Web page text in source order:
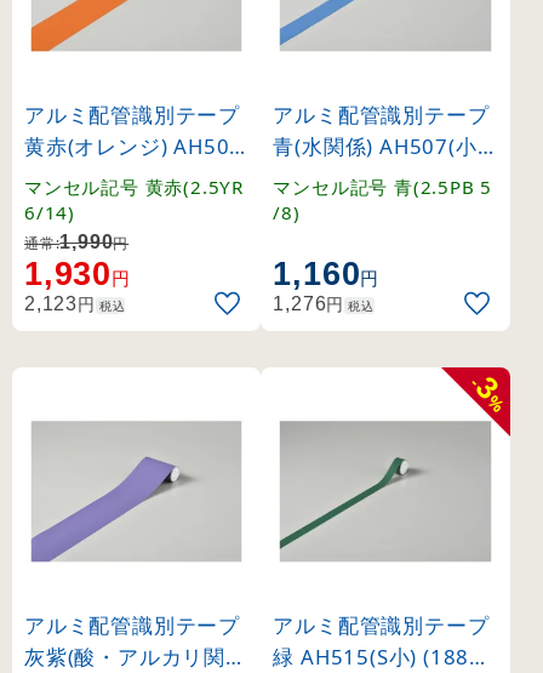
アルミ配管識別テープ
黄赤(オレンジ) AH504
(中) (186504)
マンセル記号 黄赤(2.5YR
6/14)
通常:1,990円
1,930円
2,123円 税込
アルミ配管識別テープ
青(水関係) AH507(小) (
187507)
マンセル記号 青(2.5PB 5
/8)
1,160円
1,276円 税込
アルミ配管識別テープ
灰紫(酸・アルカリ関係
-
3
%
アルミ配管識別テープ
緑 AH515(S小) (18851